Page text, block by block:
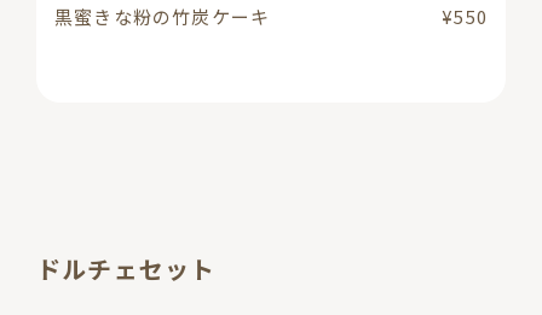
黒蜜きな粉の竹炭ケーキ ¥550
ドルチェセット